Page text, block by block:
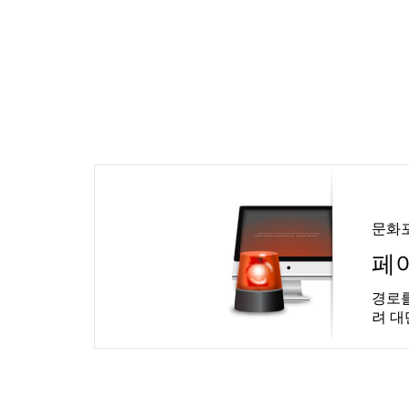
문화
페
경로
려 대